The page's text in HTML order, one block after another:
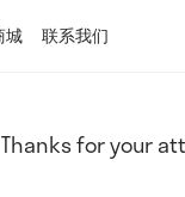
城 联系我们
Thanks for your